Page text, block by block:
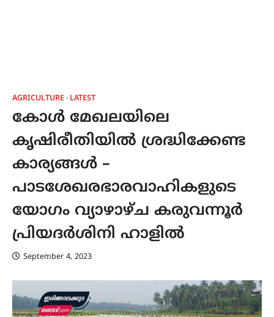
AGRICULTURE LATEST
കോൾ മേഖലയിലെ
കൃഷിരീതിയിൽ ശ്രദ്ധിക്കേണ്ട
കാര്യങ്ങൾ –
പാടശേഖരഭാരവാഹികളുടെ
യോഗം വ്യാഴാഴ്ച കരുവന്നൂർ
പ്രിയദർശിനി ഹാളിൽ
September 4, 2023